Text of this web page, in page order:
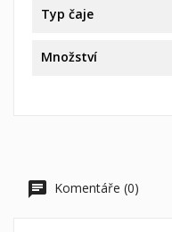
Typ čaje
Množství
Komentáře (0)